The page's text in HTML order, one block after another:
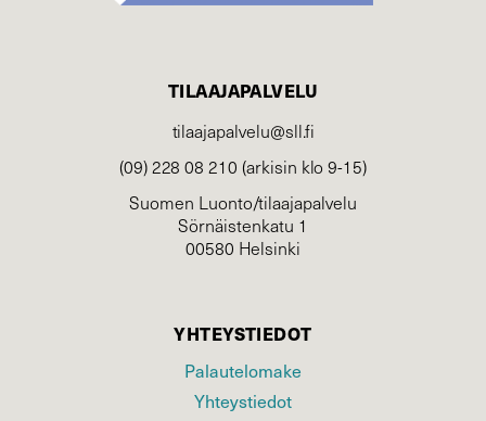
TILAAJAPALVELU
tilaajapalvelu@sll.fi
(09) 228 08 210 (arkisin klo 9-15)
Suomen Luonto/tilaajapalvelu
Sörnäistenkatu 1
00580 Helsinki
YHTEYSTIEDOT
Palautelomake
Yhteystiedot